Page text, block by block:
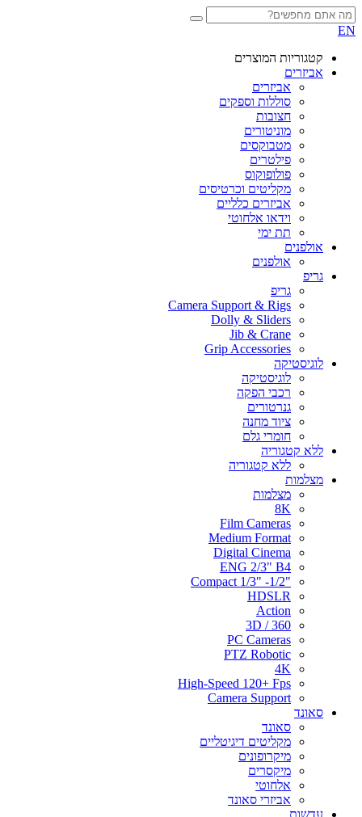
EN
קטגוריות המוצרים
אביזרים
אביזרים
סוללות וספקים
חצובות
מוניטורים
מטבוקסים
פילטרים
פולופוקוס
מקליטים וכרטיסים
אביזרים כלליים
וידאו אלחוטי
תת ימי
אולפנים
אולפנים
גריפ
גריפ
Camera Support & Rigs
Dolly & Sliders
Jib & Crane
Grip Accessories
לוגיסטיקה
לוגיסטיקה
רכבי הפקה
גנרטורים
ציוד מחנה
חומרי גלם
ללא קטגוריה
ללא קטגוריה
מצלמות
מצלמות
8K
Film Cameras
Medium Format
Digital Cinema
ENG 2/3" B4
"Compact 1/3" -1/2
HDSLR
Action
3D / 360
PC Cameras
PTZ Robotic
4K
High-Speed 120+ Fps
Camera Support
סאונד
סאונד
מקליטים דיגיטליים
מיקרופונים
מיקסרים
אלחוטי
אביזרי סאונד
עדשות